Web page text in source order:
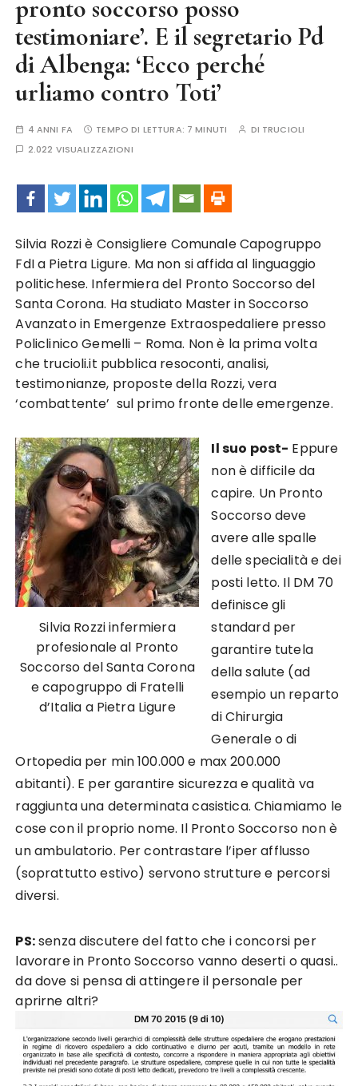
pronto soccorso posso
testimoniare’. E il segretario Pd
di Albenga: ‘Ecco perché
urliamo contro Toti’
4 ANNI FA TEMPO DI LETTURA: 7 MINUTI DI TRUCIOLI
2.022 VISUALIZZAZIONI
Silvia Rozzi è Consigliere Comunale Capogruppo
FdI a Pietra Ligure. Ma non si affida al linguaggio
politichese. Infermiera del Pronto Soccorso del
Santa Corona. Ha studiato Master in Soccorso
Avanzato in Emergenze Extraospedaliere presso
Policlinico Gemelli – Roma. Non è la prima volta
che trucioli.it pubblica resoconti, analisi,
testimonianze, proposte della Rozzi, vera
‘combattente’ sul primo fronte delle emergenze.
Silvia Rozzi infermiera
profesionale al Pronto
Soccorso del Santa Corona
e capogruppo di Fratelli
d’Italia a Pietra Ligure
Il suo post- Eppure
non è difficile da
capire. Un Pronto
Soccorso deve
avere alle spalle
delle specialità e dei
posti letto. Il DM 70
definisce gli
standard per
garantire tutela
della salute (ad
esempio un reparto
di Chirurgia
Generale o di
Ortopedia per min 100.000 e max 200.000
abitanti). E per garantire sicurezza e qualità va
raggiunta una determinata casistica. Chiamiamo le
cose con il proprio nome. Il Pronto Soccorso non è
un ambulatorio. Per contrastare l’iper afflusso
(soprattutto estivo) servono strutture e percorsi
diversi.
PS:senza discutere del fatto che i concorsi per
lavorare in Pronto Soccorso vanno deserti o quasi..
da dove si pensa di attingere il personale per
aprirne altri?